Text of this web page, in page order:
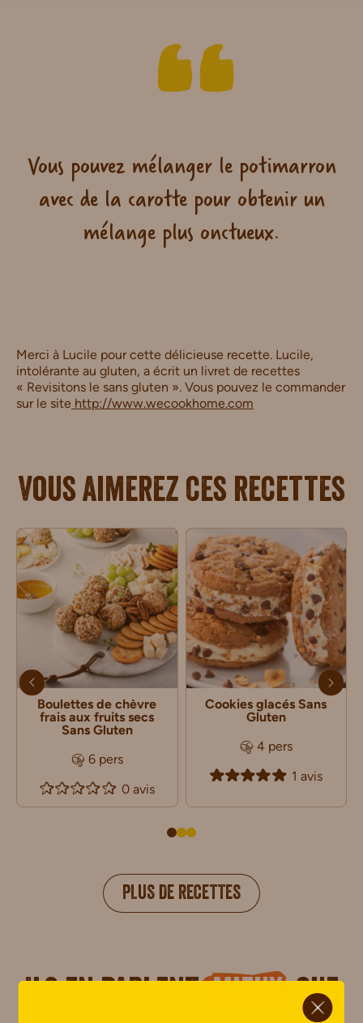
Vous pouvez mélanger le potimarron
avec de la carotte pour obtenir un
mélange plus onctueux.
Merci à Lucile pour cette délicieuse recette. Lucile,
intolérante au gluten, a écrit un livret de recettes
« Revisitons le sans gluten ». Vous pouvez le commander
sur le site http://www.wecookhome.com
Vous aimerez ces recettes
Boulettes de chèvre
frais aux fruits secs
Sans Gluten
6 pers
0 avis
Cookies glacés Sans
Gluten
4 pers
1 avis
PLUS DE RECETTES
que